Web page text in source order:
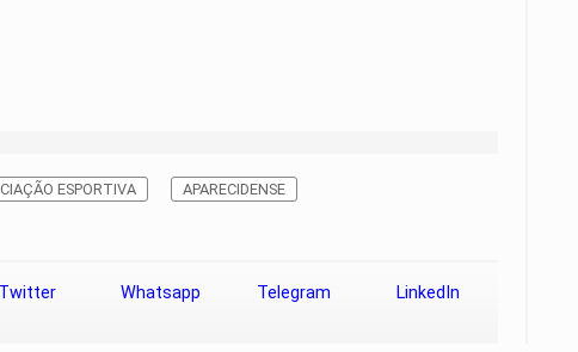
ESPORTIVA APARECIDENSE
Twitter Whatsapp Telegram LinkedIn